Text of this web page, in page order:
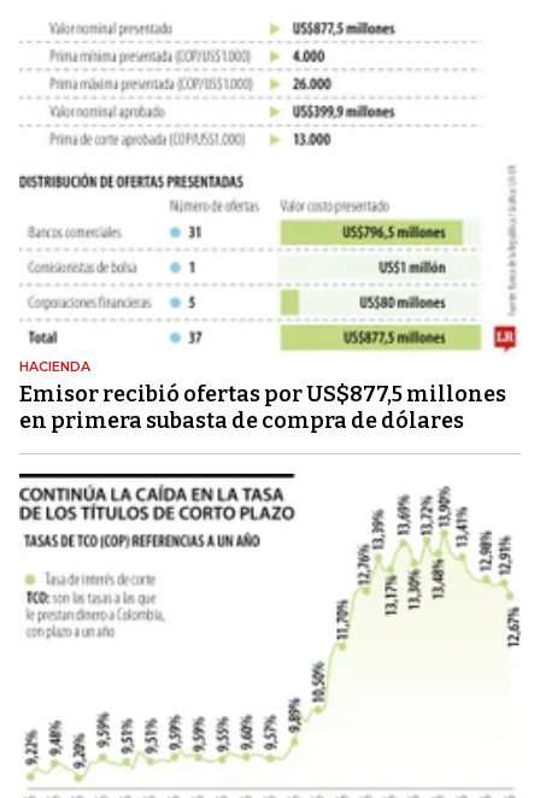
HACIENDA
Emisor recibió ofertas por US$877,5 millones
en primera subasta de compra de dólares